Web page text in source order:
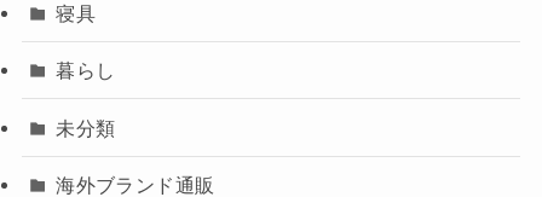
寝具
暮らし
未分類
海外ブランド通販